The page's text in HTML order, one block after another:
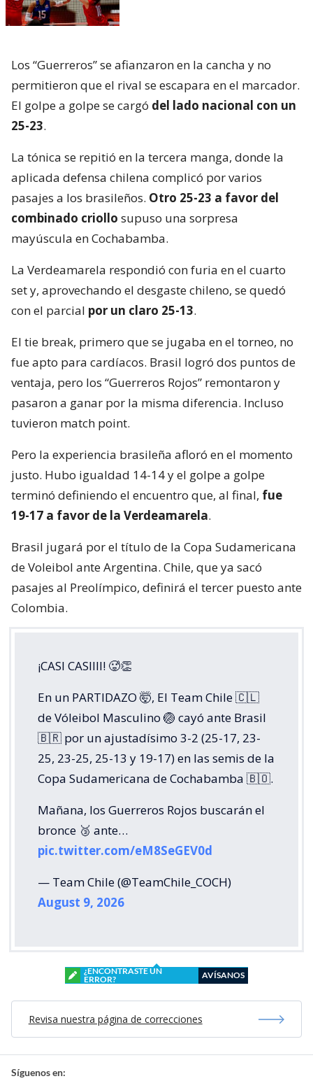
Los “Guerreros” se afianzaron en la cancha y no
permitieron que el rival se escapara en el marcador.
El golpe a golpe se cargó del lado nacional con un
25-23.
La tónica se repitió en la tercera manga, donde la
aplicada defensa chilena complicó por varios
pasajes a los brasileños. Otro 25-23 a favor del
combinado criollo supuso una sorpresa
mayúscula en Cochabamba.
La Verdeamarela respondió con furia en el cuarto
set y, aprovechando el desgaste chileno, se quedó
con el parcial por un claro 25-13.
El tie break, primero que se jugaba en el torneo, no
fue apto para cardíacos. Brasil logró dos puntos de
ventaja, pero los “Guerreros Rojos” remontaron y
pasaron a ganar por la misma diferencia. Incluso
tuvieron match point.
Pero la experiencia brasileña afloró en el momento
justo. Hubo igualdad 14-14 y el golpe a golpe
terminó definiendo el encuentro que, al final, fue
19-17 a favor de la Verdeamarela.
Brasil jugará por el título de la Copa Sudamericana
de Voleibol ante Argentina. Chile, que ya sacó
pasajes al Preolímpico, definirá el tercer puesto ante
Colombia.
¡CASI CASIIII! 🥵👏
En un PARTIDAZO 🤯, El Team Chile 🇨🇱
de Vóleibol Masculino 🏐 cayó ante Brasil
🇧🇷 por un ajustadísimo 3-2 (25-17, 23-
25, 23-25, 25-13 y 19-17) en las semis de la
Copa Sudamericana de Cochabamba 🇧🇴.
Mañana, los Guerreros Rojos buscarán el
bronce 🥉 ante…
pic.twitter.com/eM8SeGEV0d
— Team Chile (@TeamChile_COCH)
August 9, 2026
¿ENCONTRASTE UN
ERROR?
AVÍSANOS
Revisa nuestra página de correcciones
Síguenos en: